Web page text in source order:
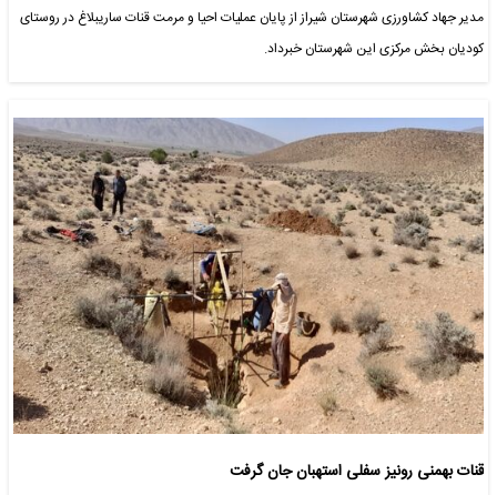
مدیر جهاد کشاورزی شهرستان شیراز از پایان عملیات احیا و مرمت قنات ساریبلاغ در روستای
کودیان بخش مرکزی این شهرستان خبرداد.
قنات بهمنی رونیز سفلی استهبان جان گرفت